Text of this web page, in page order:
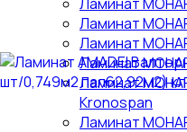
Ламинат
Ламинат
Ламинат
Ламинат
Kronospan
Ламинат